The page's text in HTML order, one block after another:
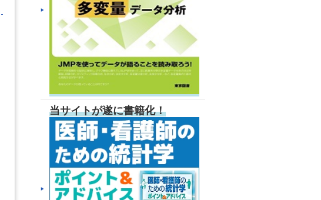
当サイトが遂に書籍化！